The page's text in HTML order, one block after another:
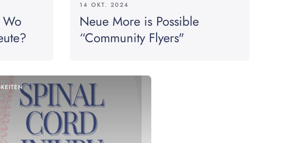
14 OKT. 2024
Neue More is Possible
“Community Flyers"